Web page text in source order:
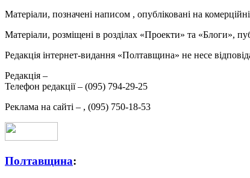
Матеріали, позначені написом , опубліковані на
Матеріали, розміщені в розділах «Проекти» та «Блоги»,
Редакція інтернет-видання «Полтавщина» не несе
Редакція –
Телефон редакції – (095) 794-29-25
Реклама на сайті – , (095) 750-18-53
Полтавщина: